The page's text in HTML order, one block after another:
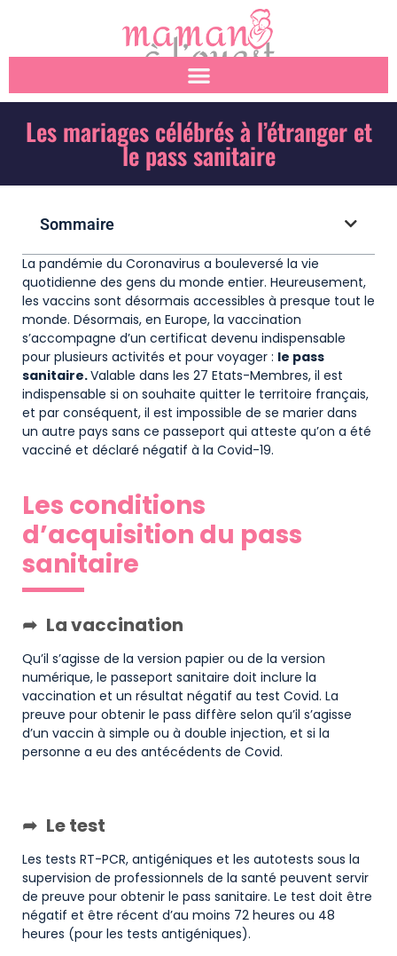
Les mariages célébrés à l’étranger et
le pass sanitaire
Sommaire
La pandémie du Coronavirus a bouleversé la vie
quotidienne des gens du monde entier. Heureusement,
les vaccins sont désormais accessibles à presque tout le
monde. Désormais, en Europe, la vaccination
s’accompagne d’un certificat devenu indispensable
pour plusieurs activités et pour voyager : le pass
sanitaire.Valable dans les 27 Etats-Membres, il est
indispensable si on souhaite quitter le territoire français,
et par conséquent, il est impossible de se marier dans
un autre pays sans ce passeport qui atteste qu’on a été
vacciné et déclaré négatif à la Covid-19.
Les conditions
d’acquisition du pass
sanitaire
La vaccination
Qu’il s’agisse de la version papier ou de la version
numérique, le passeport sanitaire doit inclure la
vaccination et un résultat négatif au test Covid. La
preuve pour obtenir le pass diffère selon qu’il s’agisse
d’un vaccin à simple ou à double injection, et si la
personne a eu des antécédents de Covid.
Le test
Les tests RT-PCR, antigéniques et les autotests sous la
supervision de professionnels de la santé peuvent servir
de preuve pour obtenir le pass sanitaire. Le test doit être
négatif et être récent d’au moins 72 heures ou 48
heures (pour les tests antigéniques).